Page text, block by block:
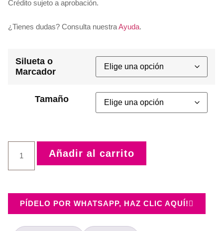
Crédito sujeto a aprobación.
¿Tienes dudas? Consulta nuestraAyuda.
Silueta o
Marcador
Tamaño
Añadir al carrito
PÍDELO POR WHATSAPP, HAZ CLIC AQUÍ!